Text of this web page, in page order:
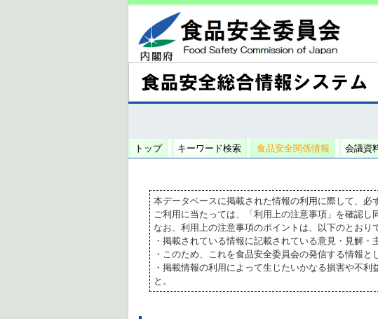
トップ キーワード検索 食品安全関係情報 会議資
本データベースに掲載された情報の利用に際して、必
ご利用に当たっては、「利用上の注意事項」を確認し
なお、利用上の注意事項のポイントは、以下のとおり
・掲載されている情報に記載されている意見・見解
・このため、これを食品安全委員会の発信する情報と
・掲載情報の利用によって生じたいかなる損害や不
と。